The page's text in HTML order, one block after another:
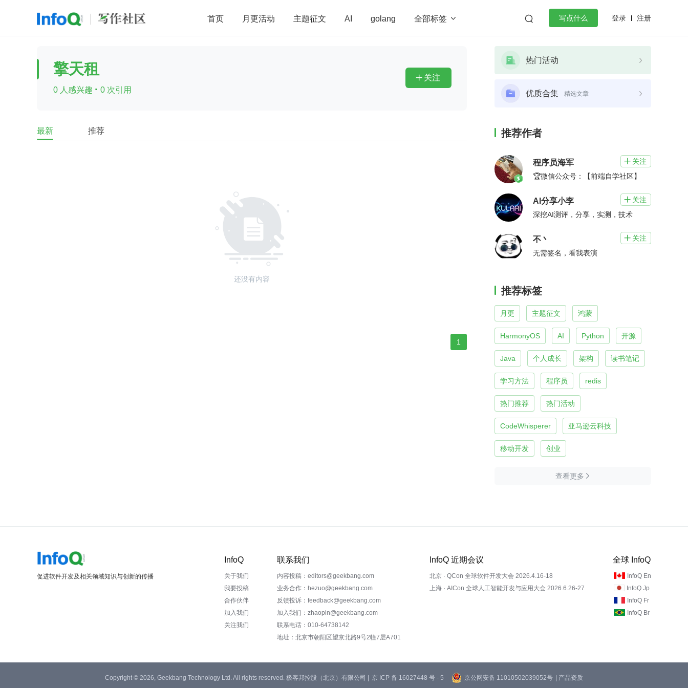
首页 月更活动 主题征文 AI golang 全部标签   写点什么 登录 注册
前端 AI redis
查看更多
擎天租
0 人感兴趣 · 0 次引用
 关注
最新 推荐
还没有内容
1
热门活动
优质合集 精选文章
推荐作者
程序员海军  关注
🏆微信公众号：【前端自学社区】
AI分享小李  关注
深挖AI测评，分享，实测，技术
不丶  关注
无需签名，看我表演
推荐标签
月更 主题征文 鸿蒙
HarmonyOS AI Python 开源
Java 个人成长 架构 读书笔记
学习方法 程序员 redis
热门推荐 热门活动
CodeWhisperer 亚马逊云科技
移动开发 创业
查看更多 
促进软件开发及相关领域知识与创新的传播
InfoQ
关于我们
我要投稿
合作伙伴
加入我们
关注我们
联系我们
内容投稿：editors@geekbang.com
业务合作：hezuo@geekbang.com
反馈投诉：feedback@geekbang.com
加入我们：zhaopin@geekbang.com
联系电话：010-64738142
地址：北京市朝阳区望京北路9号2幢7层A701
InfoQ 近期会议
北京 · QCon 全球软件开发大会 2026.4.16-18
上海 · AICon 全球人工智能开发与应用大会 2026.6.26-27
全球 InfoQ
InfoQ En
InfoQ Jp
InfoQ Fr
InfoQ Br
Copyright © 2026, Geekbang Technology Ltd. All rights reserved. 极客邦控股（北京）有限公司 | 京 ICP 备 16027448 号 - 5 京公网安备 11010502039052号 | 产品资质